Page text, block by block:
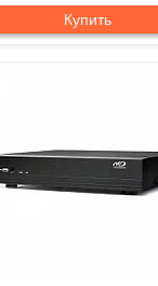
Купить